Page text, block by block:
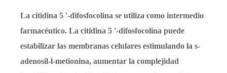
La citidina 5 '-difosfocolina se utiliza como intermedio
farmacéutico. La citidina 5 '-difosfocolina puede
estabilizar las membranas celulares estimulando la s-
adenosil-l-metionina, aumentar la complejidad